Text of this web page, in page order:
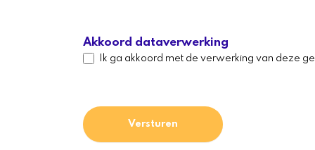
Akkoord dataverwerking
Ik ga akkoord met de verwerking van deze
Versturen